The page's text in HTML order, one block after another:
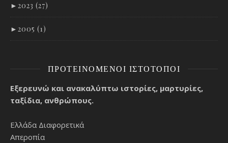
► 2023 (27)
► 2005 (1)
ΠΡΟΤΕΙΝΌΜΕΝΟΙ ΙΣΤΌΤΟΠΟΙ
Εξερευνώ και ανακαλύπτω ιστορίες, μαρτυρίες,
ταξίδια, ανθρώπους.
Ελλάδα Διαφορετικά
Απεροπία